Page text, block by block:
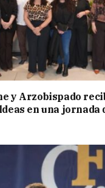
y Arzobispado
en una jornada